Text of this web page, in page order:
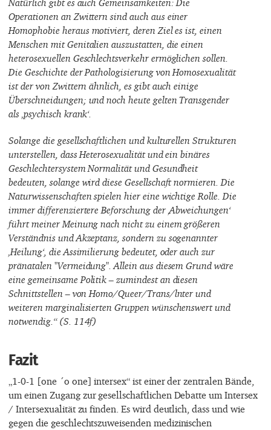
Natürlich gibt es auch Gemeinsamkeiten: Die
Operationen an Zwittern sind auch aus einer
Homophobie heraus motiviert, deren Ziel es ist, einen
Menschen mit Genitalien auszustatten, die einen
heterosexuellen Geschlechtsverkehr ermöglichen sollen.
Die Geschichte der Pathologisierung von Homosexualität
ist der von Zwittern ähnlich, es gibt auch einige
Überschneidungen; und noch heute gelten Transgender
als ‚psychisch krank‘.
Solange die gesellschaftlichen und kulturellen Strukturen
unterstellen, dass Heterosexualität und ein binäres
Geschlechtersystem Normalität und Gesundheit
bedeuten, solange wird diese Gesellschaft normieren. Die
Naturwissenschaften spielen hier eine wichtige Rolle. Die
immer differenziertere Beforschung der ‚Abweichungen‘
führt meiner Meinung nach nicht zu einem größeren
Verständnis und Akzeptanz, sondern zu sogenannter
‚Heilung‘, die Assimilierung bedeutet, oder auch zur
pränatalen "Vermeidung". Allein aus diesem Grund wäre
eine gemeinsame Politik – zumindest an diesen
Schnittstellen – von Homo/Queer/Trans/lnter und
weiteren marginalisierten Gruppen wünschenswert und
notwendig.“ (S. 114f)
Fazit
„1-0-1 [one ´o one] intersex“ ist einer der zentralen Bände,
um einen Zugang zur gesellschaftlichen Debatte um Intersex
/ Intersexualität zu finden. Es wird deutlich, dass und wie
gegen die geschlechtszuweisenden medizinischen